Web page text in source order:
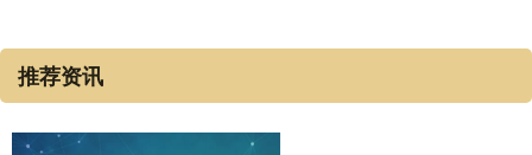
推荐资讯